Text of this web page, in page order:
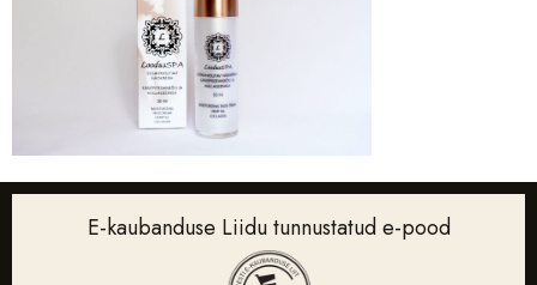
E-kaubanduse Liidu tunnustatud e-pood